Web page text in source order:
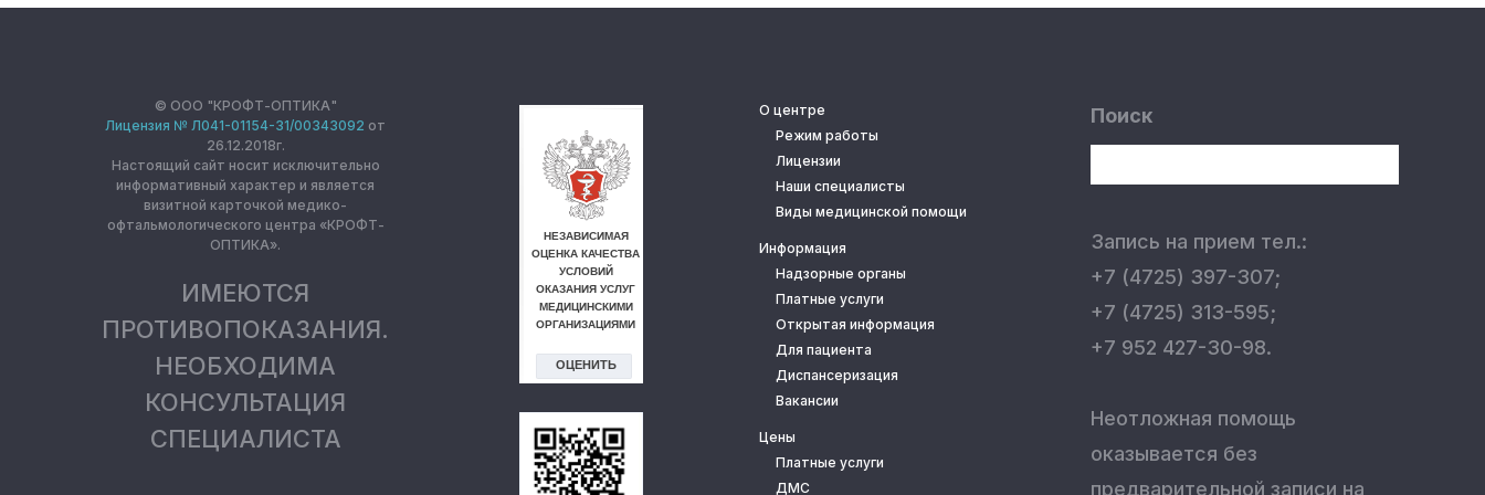
© ООО "КРОФТ-ОПТИКА"
Лицензия № Л041-01154-31/00343092 от
26.12.2018г.
Настоящий сайт носит исключительно
информативный характер и является
визитной карточкой медико-
офтальмологического центра «КРОФТ-
ОПТИКА».
ИМЕЮТСЯ
ПРОТИВОПОКАЗАНИЯ.
НЕОБХОДИМА
КОНСУЛЬТАЦИЯ
СПЕЦИАЛИСТА
О центре
Режим работы
Лицензии
Наши специалисты
Виды медицинской помощи
Информация
Надзорные органы
Платные услуги
Открытая информация
Для пациента
Диспансеризация
Вакансии
Цены
Платные услуги
ДМС
Поиск
Запись на прием тел.:
+7 (4725) 397-307;
+7 (4725) 313-595;
+7 952 427-30-98.
Неотложная помощь
оказывается без
предварительной записи на